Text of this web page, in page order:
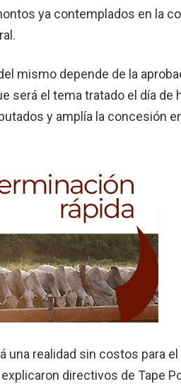
ya contemplados en la
mismo depende de la
será el tema tratado el día
y amplía la concesión
una realidad sin costos para
directivos de Tape